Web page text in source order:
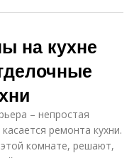
на кухне
– непростая
ремонта кухни.
комнате, решают,